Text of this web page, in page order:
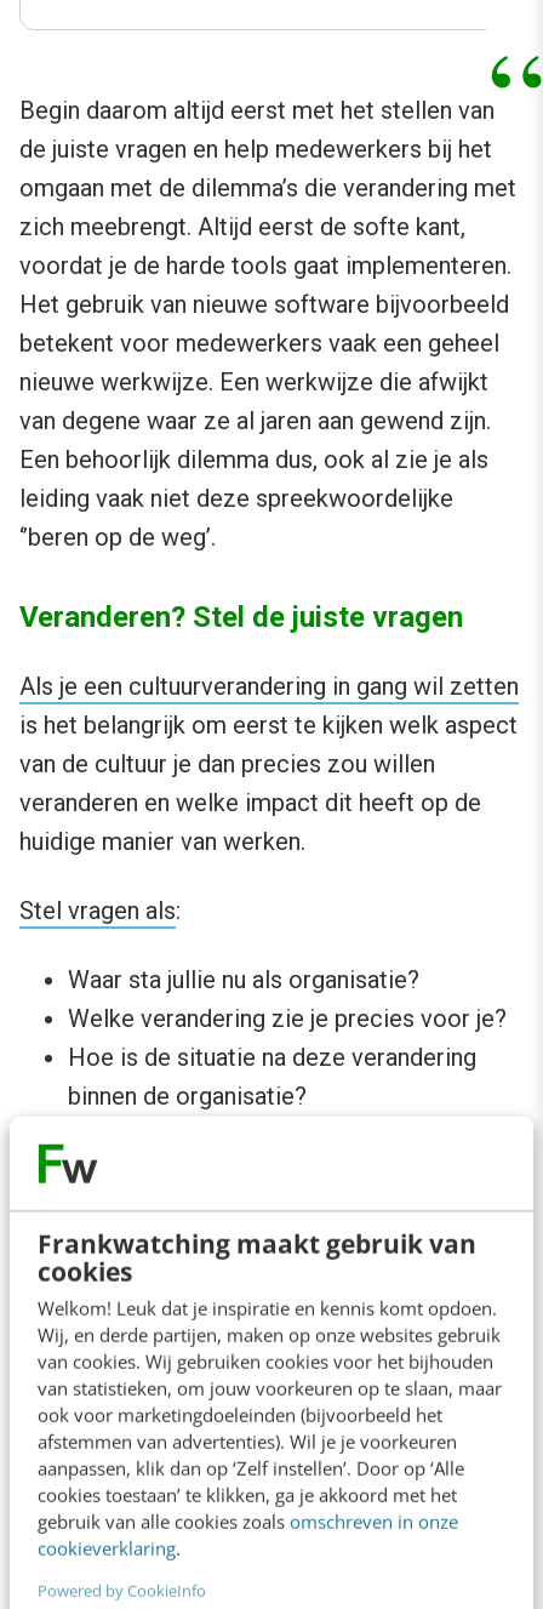
Frankwatching maakt gebruik van
cookies
Welkom! Leuk dat je inspiratie en kennis komt opdoen.
Wij, en derde partijen, maken op onze websites gebruik
van cookies. Wij gebruiken cookies voor het bijhouden
van statistieken, om jouw voorkeuren op te slaan, maar
ook voor marketingdoeleinden (bijvoorbeeld het
afstemmen van advertenties). Wil je je voorkeuren
aanpassen, klik dan op ‘Zelf instellen’. Door op ‘Alle
cookies toestaan’ te klikken, ga je akkoord met het
gebruik van alle cookies zoals omschreven in onze
cookieverklaring.
Powered by CookieInfo
Begin daarom altijd eerst met het stellen van
de juiste vragen en help medewerkers bij het
omgaan met de dilemma’s die verandering met
zich meebrengt. Altijd eerst de softe kant,
voordat je de harde tools gaat implementeren.
Het gebruik van nieuwe software bijvoorbeeld
betekent voor medewerkers vaak een geheel
nieuwe werkwijze. Een werkwijze die afwijkt
van degene waar ze al jaren aan gewend zijn.
Een behoorlijk dilemma dus, ook al zie je als
leiding vaak niet deze spreekwoordelijke
‘’beren op de weg’.
Veranderen? Stel de juiste vragen
Als je een cultuurverandering in gang wil zetten
is het belangrijk om eerst te kijken welk aspect
van de cultuur je dan precies zou willen
veranderen en welke impact dit heeft op de
huidige manier van werken.
Stel vragen als:
Waar sta jullie nu als organisatie?
Welke verandering zie je precies voor je?
Hoe is de situatie na deze verandering
binnen de organisatie?
vertalen naar concreet of wenselijk
gedrag?